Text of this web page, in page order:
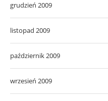
grudzień 2009
listopad 2009
październik 2009
wrzesień 2009